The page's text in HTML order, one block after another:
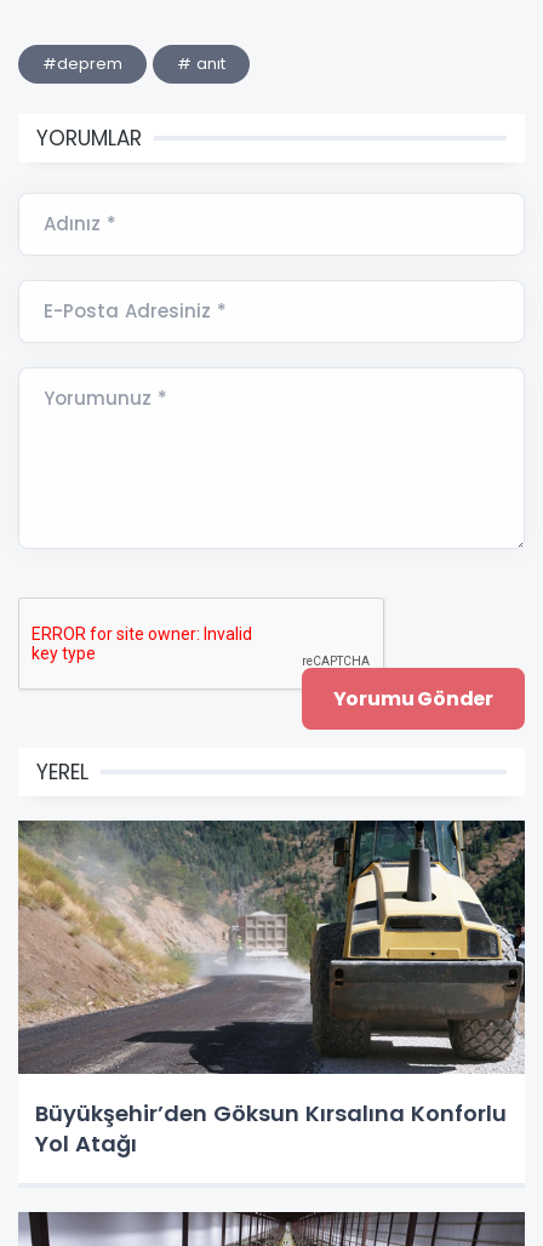
#deprem # anıt
YORUMLAR
Adınız *
E-Posta Adresiniz *
Yorumunuz *
YEREL
Büyükşehir’den Göksun Kırsalına Konforlu
Yol Atağı